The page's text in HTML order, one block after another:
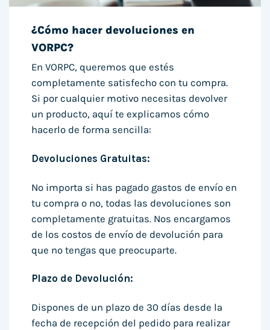
¿Cómo hacer devoluciones en
VORPC?
En VORPC, queremos que estés
completamente satisfecho con tu compra.
Si por cualquier motivo necesitas devolver
un producto, aquí te explicamos cómo
hacerlo de forma sencilla:
Devoluciones Gratuitas:
No importa si has pagado gastos de envío en
tu compra o no, todas las devoluciones son
completamente gratuitas. Nos encargamos
de los costos de envío de devolución para
que no tengas que preocuparte.
Plazo de Devolución:
Dispones de un plazo de 30 días desde la
fecha de recepción del pedido para realizar